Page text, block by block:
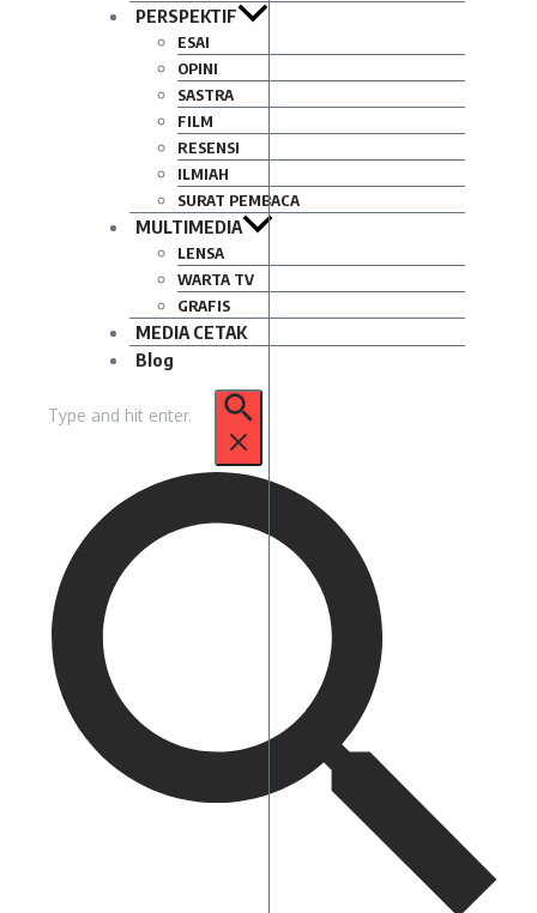
PERSPEKTIF
ESAI
OPINI
SASTRA
FILM
RESENSI
ILMIAH
SURAT PEMBACA
MULTIMEDIA
LENSA
WARTA TV
GRAFIS
MEDIA CETAK
Blog
untuk: